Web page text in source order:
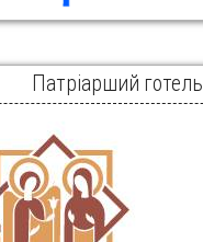
Патріарший готель